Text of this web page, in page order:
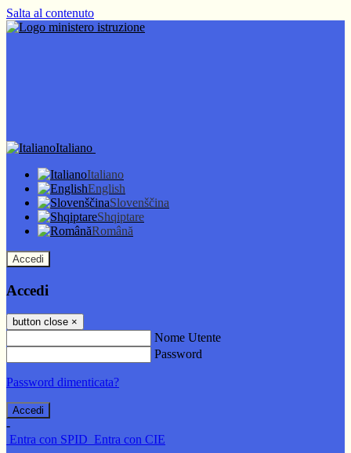
Salta al contenuto
Italiano
Italiano
English
Slovenščina
Shqiptare
Română
Accedi
Accedi
button close ×
Nome Utente
Password
Password dimenticata?
-
Entra con SPID Entra con CIE